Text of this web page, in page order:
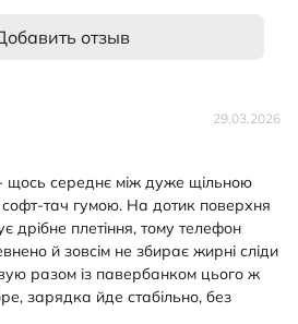
отзыв
29.03.2026
щось середнє між дуже щільною
тач гумою. На дотик поверхня
дрібне плетіння, тому телефон
й зовсім не збирає жирні сліди
разом із павербанком цього ж
зарядка йде стабільно, без